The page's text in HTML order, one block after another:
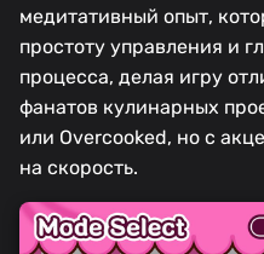
медитативный опыт,
простоту управления и
процесса, делая игру
фанатов кулинарных
или Overcooked, но с
на скорость.